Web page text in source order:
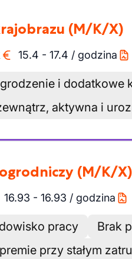
(M/K/X)
15.4 - 17.4 / godzina
i dodatkowe
aktywna i
ogrodniczy (M/K/X)
16.93 - 16.93 / godzina
pracy
Brak
przy stałym